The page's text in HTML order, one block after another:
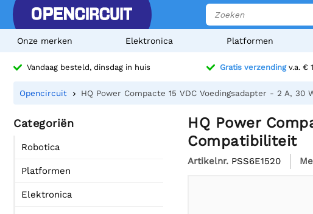
Onze merken Elektronica Platformen
Vandaag besteld, dinsdag in huis Gratis verzendingv.a. €
Opencircuit HQ Power Compacte 15 VDC Voedingsadapter - 2 A,
Categoriën
Robotica
Platformen
Elektronica
HQ Power
Compatibiliteit
Artikelnr. PSS6E1520